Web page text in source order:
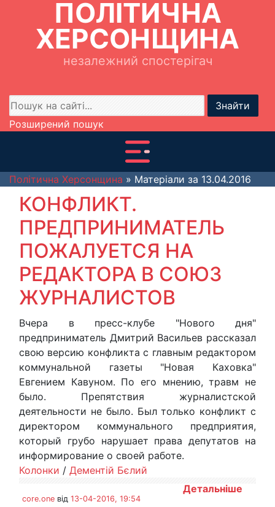
ПОЛІТИЧНА
ХЕРСОНЩИНА
незалежний спостерігач
Знайти
Розширений пошук
Політична Херсонщина » Матеріали за 13.04.2016
КОНФЛИКТ.
ПРЕДПРИНИМАТЕЛЬ
ПОЖАЛУЕТСЯ НА
РЕДАКТОРА В СОЮЗ
ЖУРНАЛИСТОВ
Вчера в пресс-клубе "Нового дня"
предприниматель Дмитрий Васильев рассказал
свою версию конфликта с главным редактором
коммунальной газеты "Новая Каховка"
Евгением Кавуном. По его мнению, травм не
было. Препятствия журналистской
деятельности не было. Был только конфликт с
директором коммунального предприятия,
который грубо нарушает права депутатов на
информирование о своей работе.
Колонки / Дементій Бєлий
Детальніше
core.one від 13-04-2016, 19:54